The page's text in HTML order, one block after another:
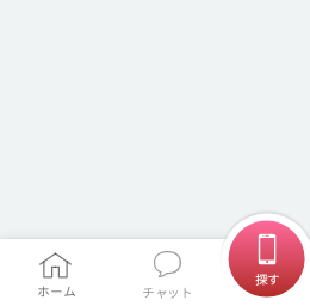
ホームに
ホーム チャット
探す